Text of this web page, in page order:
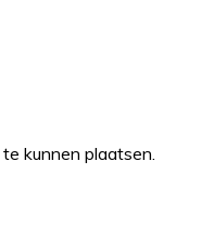
kunnen plaatsen.